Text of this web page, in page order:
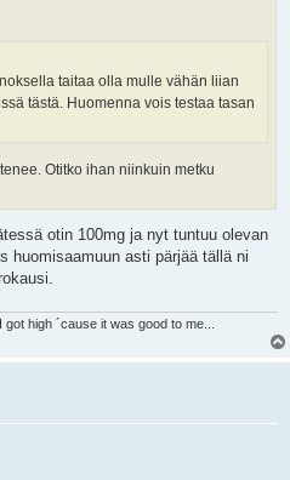
taitaa olla mulle vähän liian
tästä. Huomenna vois testaa tasan
Otitko ihan niinkuin metku
otin 100mg ja nyt tuntuu olevan
huomisaamuun asti pärjää tällä ni
high ´cause it was good to me...